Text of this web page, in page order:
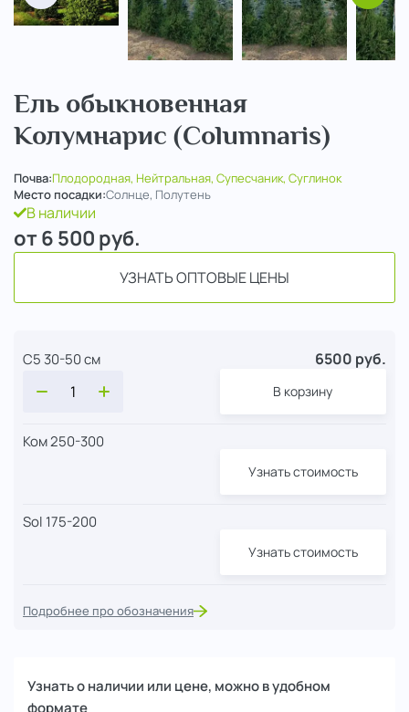
Ель обыкновенная
Колумнарис (Columnaris)
Почва:Плодородная, Нейтральная, Супесчаник, Суглинок
Место посадки:Солнце, Полутень
В наличии
от 6 500 руб.
УЗНАТЬ ОПТОВЫЕ ЦЕНЫ
С5 30-50 см 6500 руб.
В корзину
Ком 250-300
Узнать стоимость
Sol 175-200
Узнать стоимость
Подробнее про обозначения
Узнать о наличии или цене, можно в удобном
формате